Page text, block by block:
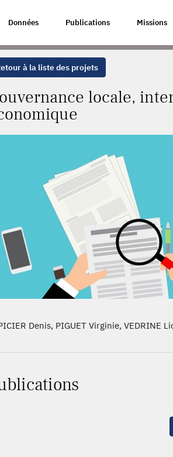
Données Publications Missions
FISCALES ET ATTRACTIVITÉ
à la liste des projets
locale,
Denis, PIGUET Virginie, VEDRINE